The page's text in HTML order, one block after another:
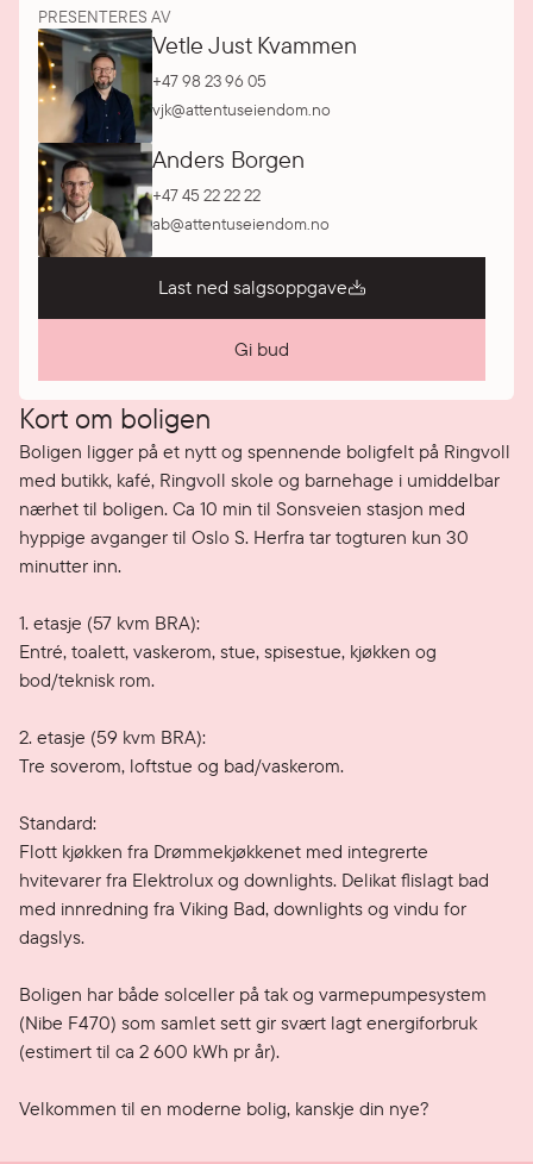
PRESENTERES AV
Vetle Just Kvammen
+47 98 23 96 05
vjk@attentuseiendom.no
Anders Borgen
+47 45 22 22 22
ab@attentuseiendom.no
Last ned salgsoppgave
Gi bud
Kort om boligen
Boligen ligger på et nytt og spennende boligfelt på Ringvoll
med butikk, kafé, Ringvoll skole og barnehage i umiddelbar
nærhet til boligen. Ca 10 min til Sonsveien stasjon med
hyppige avganger til Oslo S. Herfra tar togturen kun 30
minutter inn.
1. etasje (57 kvm BRA):
Entré, toalett, vaskerom, stue, spisestue, kjøkken og
bod/teknisk rom.
2. etasje (59 kvm BRA):
Tre soverom, loftstue og bad/vaskerom.
Standard:
Flott kjøkken fra Drømmekjøkkenet med integrerte
hvitevarer fra Elektrolux og downlights. Delikat flislagt bad
med innredning fra Viking Bad, downlights og vindu for
dagslys.
Boligen har både solceller på tak og varmepumpesystem
(Nibe F470) som samlet sett gir svært lagt energiforbruk
(estimert til ca 2 600 kWh pr år).
Velkommen til en moderne bolig, kanskje din nye?